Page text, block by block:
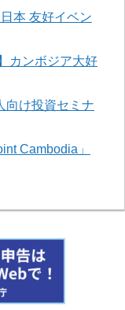
本 友好イベン
カンボジア大好
向け投資セミナ
Cambodia」